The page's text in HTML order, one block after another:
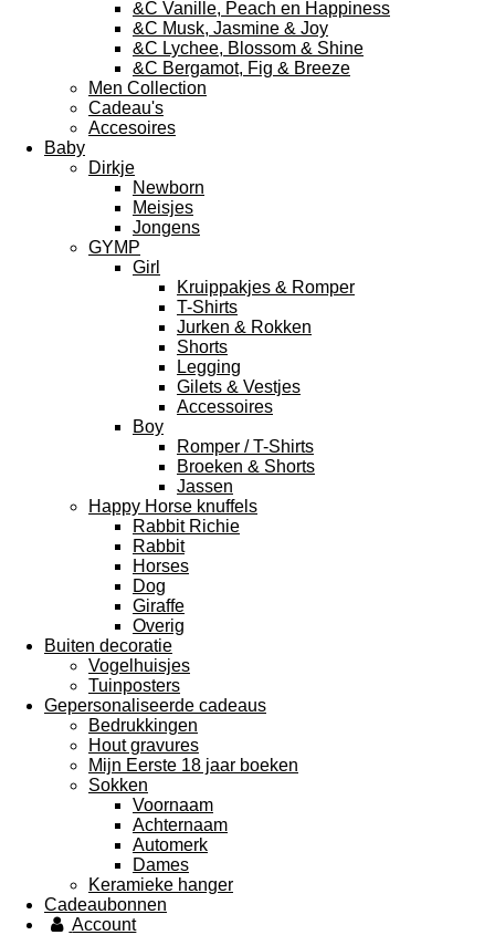
&C Vanille, Peach en Happiness
&C Musk, Jasmine & Joy
&C Lychee, Blossom & Shine
&C Bergamot, Fig & Breeze
Men Collection
Cadeau's
Accesoires
Baby
Dirkje
Newborn
Meisjes
Jongens
GYMP
Girl
Kruippakjes & Romper
T-Shirts
Jurken & Rokken
Shorts
Legging
Gilets & Vestjes
Accessoires
Boy
Romper / T-Shirts
Broeken & Shorts
Jassen
Happy Horse knuffels
Rabbit Richie
Rabbit
Horses
Dog
Giraffe
Overig
Buiten decoratie
Vogelhuisjes
Tuinposters
Gepersonaliseerde cadeaus
Bedrukkingen
Hout gravures
Mijn Eerste 18 jaar boeken
Sokken
Voornaam
Achternaam
Automerk
Dames
Keramieke hanger
Cadeaubonnen
Account